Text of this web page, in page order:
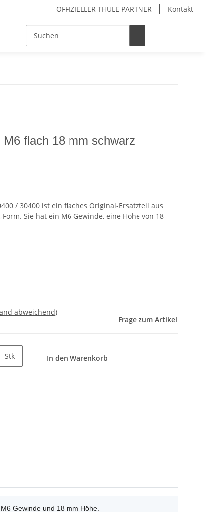
OFFIZIELLER THULE PARTNER Kontakt
flach 18 mm schwarz
/ 30400 ist ein flaches Original-Ersatzteil aus
Sie hat ein M6 Gewinde, eine Höhe von 18
abweichend)
Frage zum Artikel
Stk In den Warenkorb
Gewinde und 18 mm Höhe.